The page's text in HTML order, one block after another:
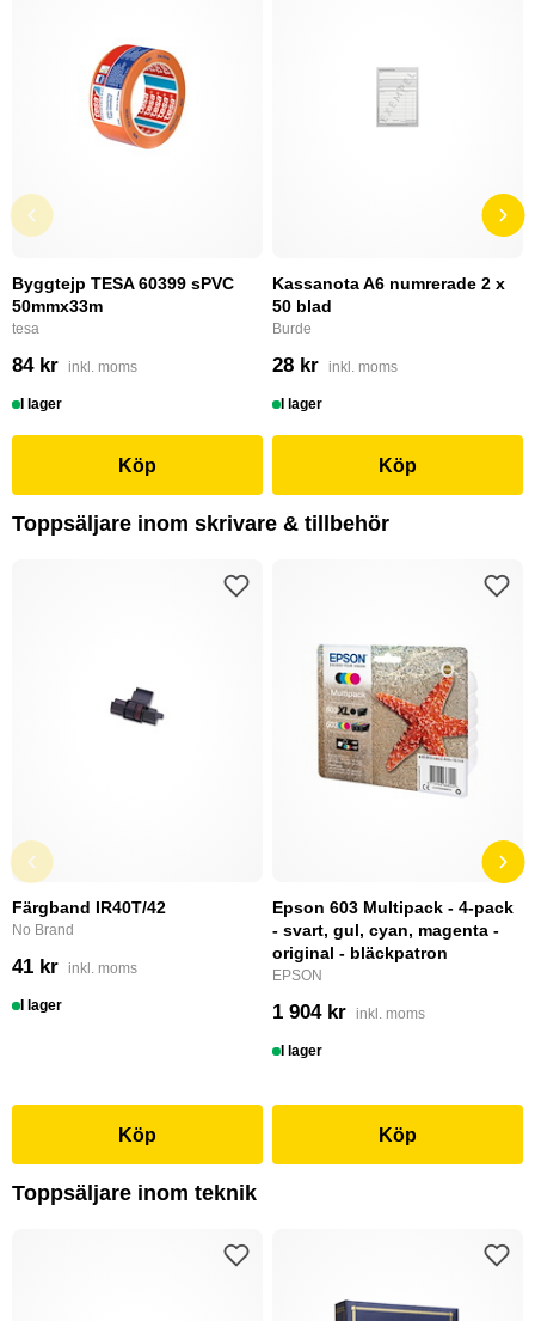
Byggtejp TESA 60399 sPVC
50mmx33m
tesa
84 kr inkl. moms
I lager
Köp
Kassanota A6 numrerade 2 x
50 blad
Burde
28 kr inkl. moms
I lager
Köp
Toppsäljare inom skrivare & tillbehör
Färgband IR40T/42
No Brand
41 kr inkl. moms
I lager
Köp
Epson 603 Multipack - 4-pack
- svart, gul, cyan, magenta -
original - bläckpatron
EPSON
1 904 kr inkl. moms
I lager
Köp
Toppsäljare inom teknik